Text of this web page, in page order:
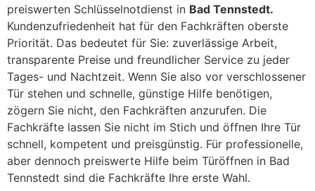
preiswerten Schlüsselnotdienst in Bad Tennstedt.
Kundenzufriedenheit hat für den Fachkräften oberste
Priorität. Das bedeutet für Sie: zuverlässige Arbeit,
transparente Preise und freundlicher Service zu jeder
Tages- und Nachtzeit. Wenn Sie also vor verschlossener
Tür stehen und schnelle, günstige Hilfe benötigen,
zögern Sie nicht, den Fachkräften anzurufen. Die
Fachkräfte lassen Sie nicht im Stich und öffnen Ihre Tür
schnell, kompetent und preisgünstig. Für professionelle,
aber dennoch preiswerte Hilfe beim Türöffnen in Bad
Tennstedt sind die Fachkräfte Ihre erste Wahl.